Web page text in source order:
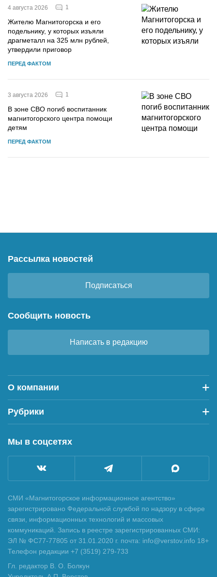
4 августа 2026 1
Жителю Магнитогорска и его
подельнику, у которых изъяли
драгметалл на 325 млн рублей,
утвердили приговор
ПЕРЕД ФАКТОМ
3 августа 2026 1
В зоне СВО погиб воспитанник
магнитогорского центра помощи
детям
ПЕРЕД ФАКТОМ
Рассылка новостей
Подписаться
Сообщить новость
Написать в редакцию
О компании
Рубрики
Мы в соцсетях
СМИ «Магнитогорское информационное агентство»
зарегистрировано Федеральной службой по надзору в сфере
связи, информационных технологий и массовых
коммуникаций. Запись в реестре зарегистрированных СМИ:
ЭЛ № ФС77-77805 от 31.01.2020 г. почта: info@verstov.info 18+
Телефон редакции +7 (3519) 279-733
Гл. редактор В. О. Болкун